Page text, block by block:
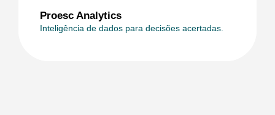
Proesc Analytics
Inteligência de dados para decisões acertadas.